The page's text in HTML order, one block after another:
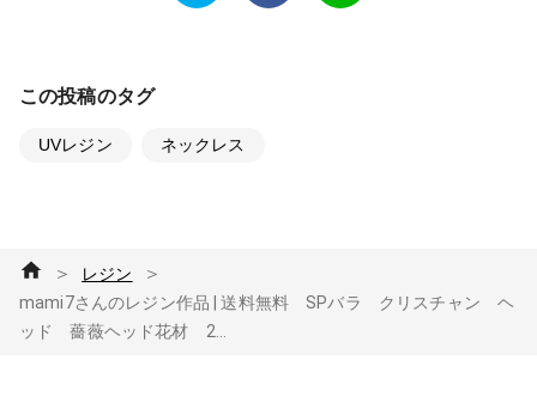
この投稿のタグ
UVレジン ネックレス
＞ レジン ＞
mami7さんのレジン作品 | 送料無料 SPバラ クリスチャン ヘ
ッド 薔薇ヘッド花材 2...